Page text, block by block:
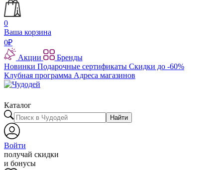
0
Ваша корзина
0₽
Акции
Бренды
Новинки Подарочные сертификаты Скидки до -60%
Клубная программа Адреса магазинов
Каталог
Найти
Войти
получай скидки
и бонусы